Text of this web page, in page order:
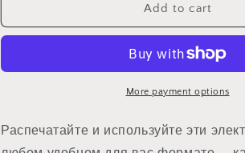
файлы
день
Электронные
файлы
каждый
день
Add to cart
More payment options
Распечатайте и используйте эти